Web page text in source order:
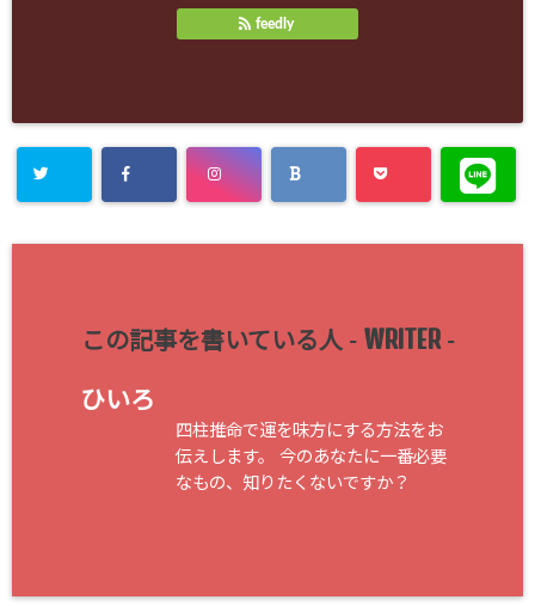
feedly
この記事を書いている人 - WRITER-
ひいろ
四柱推命で運を味方にする方法をお
伝えします。 今のあなたに一番必要
なもの、知りたくないですか？